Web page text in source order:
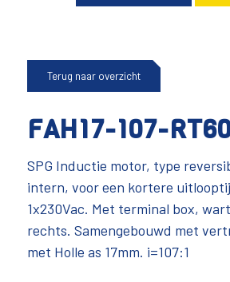
Terug naar overzicht
FAH17-107-
SPG Inductie motor, type
intern, voor een kortere
1x230Vac. Met terminal box,
rechts. Samengebouwd met
met Holle as 17mm. i=107:1